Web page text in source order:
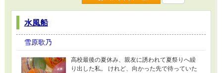
水風船
雪原歌乃
高校最後の夏休み、親友に誘われて夏祭りへ繰
り出した私。 けれど、向かった先で待っていた